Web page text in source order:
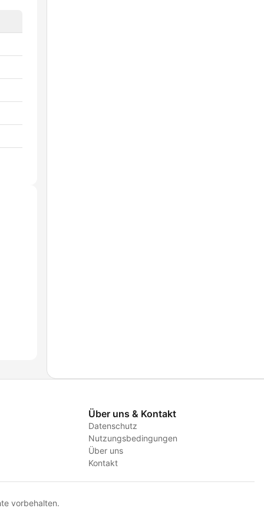
Über uns & Kontakt
Datenschutz
Nutzungsbedingungen
Über uns
Kontakt
vorbehalten.